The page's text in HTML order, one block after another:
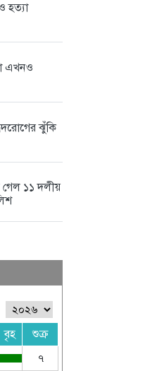
হত্যা
এখনও
ঝুঁকি
গেল ১১ দলীয়
বৃহ শুক্র
৭